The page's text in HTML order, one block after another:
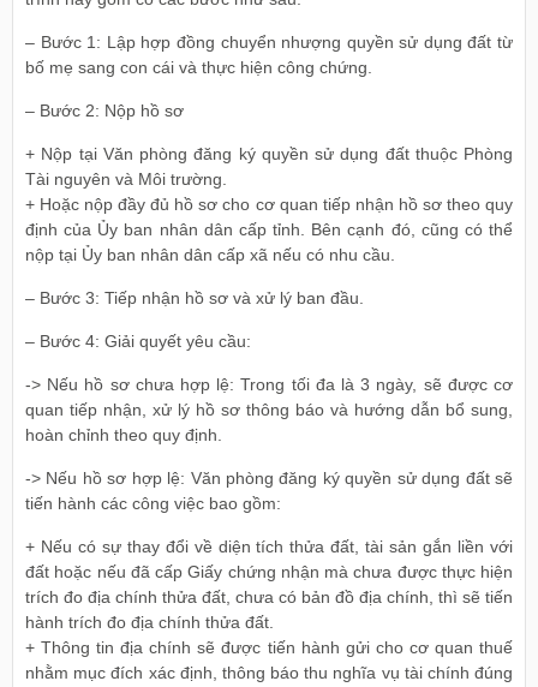
– Bước 1: Lập hợp đồng chuyển nhượng quyền sử dụng đất từ
bố mẹ sang con cái và thực hiện công chứng.
– Bước 2: Nộp hồ sơ
+ Nộp tại Văn phòng đăng ký quyền sử dụng đất thuộc Phòng
Tài nguyên và Môi trường.
+ Hoặc nộp đầy đủ hồ sơ cho cơ quan tiếp nhận hồ sơ theo quy
định của Ủy ban nhân dân cấp tỉnh. Bên cạnh đó, cũng có thể
nộp tại Ủy ban nhân dân cấp xã nếu có nhu cầu.
– Bước 3: Tiếp nhận hồ sơ và xử lý ban đầu.
– Bước 4: Giải quyết yêu cầu:
-> Nếu hồ sơ chưa hợp lệ: Trong tối đa là 3 ngày, sẽ được cơ
quan tiếp nhận, xử lý hồ sơ thông báo và hướng dẫn bổ sung,
hoàn chỉnh theo quy định.
-> Nếu hồ sơ hợp lệ: Văn phòng đăng ký quyền sử dụng đất sẽ
tiến hành các công việc bao gồm:
+ Nếu có sự thay đổi về diện tích thửa đất, tài sản gắn liền với
đất hoặc nếu đã cấp Giấy chứng nhận mà chưa được thực hiện
trích đo địa chính thửa đất, chưa có bản đồ địa chính, thì sẽ tiến
hành trích đo địa chính thửa đất.
+ Thông tin địa chính sẽ được tiến hành gửi cho cơ quan thuế
nhằm mục đích xác định, thông báo thu nghĩa vụ tài chính đúng